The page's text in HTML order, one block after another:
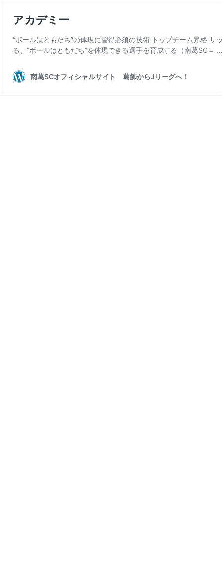
アカデミー
“ボールはともだち”の体現に習得必須の技術 トップチーム昇格
る、”ボールはともだち”を体現できる選手を育成する（南葛SC＝
南葛SCオフィシャルサイト 葛飾からJリーグへ！